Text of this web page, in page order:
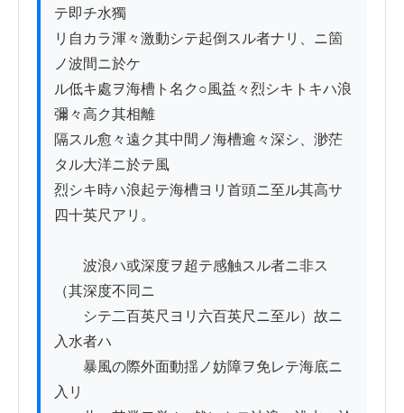
テ即チ水獨
リ自カラ渾々激動シテ起倒スル者ナリ、ニ箇
ノ波間ニ於ケ
ル低キ處ヲ海槽ト名ク○風益々烈シキトキハ浪
彌々高ク其相離
隔スル愈々遠ク其中間ノ海槽逾々深シ、渺茫
タル大洋ニ於テ風
烈シキ時ハ浪起テ海槽ヨリ首頭ニ至ル其高サ
四十英尺アリ。
波浪ハ或深度ヲ超テ感触スル者ニ非ス
（其深度不同ニ
シテ二百英尺ヨリ六百英尺ニ至ル）故ニ
入水者ハ
暴風の際外面動揺ノ妨障ヲ免レテ海底ニ
入リ